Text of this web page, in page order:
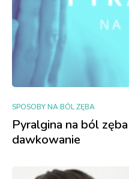
SPOSOBY NA BÓL ZĘBA
Pyralgina na ból
dawkowanie